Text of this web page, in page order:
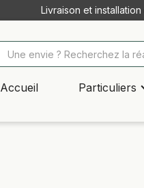
Livraison et
Accueil Particuliers